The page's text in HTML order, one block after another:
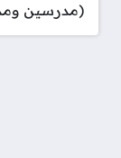
(مدرسين